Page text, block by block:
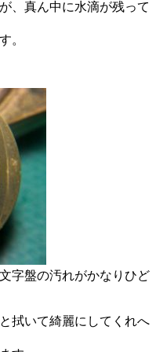
、真ん中に水滴が残って
。
字盤の汚れがかなりひど
拭いて綺麗にしてくれへ